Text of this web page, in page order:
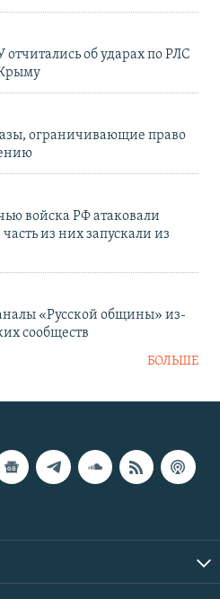
об ударах по РЛС
ограничивающие право
войска РФ атаковали
из них запускали из
«Русской общины» из-
сообществ
БОЛЬШЕ